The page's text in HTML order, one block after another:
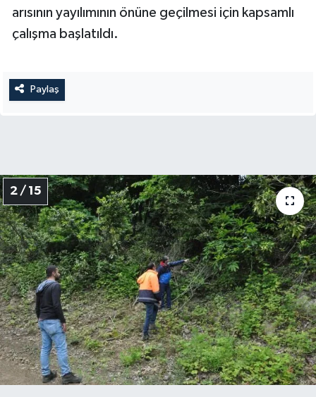
arısının yayılımının önüne geçilmesi için kapsamlı
çalışma başlatıldı.
Paylaş
2 / 15